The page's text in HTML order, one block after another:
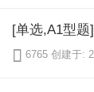
 6765 创建于: